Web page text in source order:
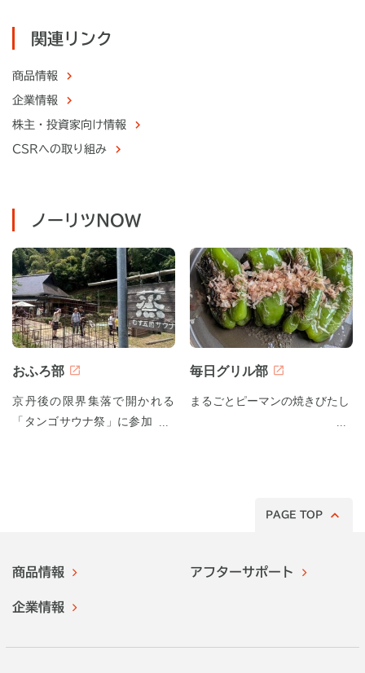
関連リンク
商品情報
企業情報
株主・ 投資家向け情報
CSRへの取り組み
ノーリツNOW
おふろ部
京丹後の限界集落で開かれる
「タンゴサウナ祭」に参加して
毎日グリル部
まるごとピーマンの焼きびたし
PAGE TOP
商品情報 アフターサポート
企業情報